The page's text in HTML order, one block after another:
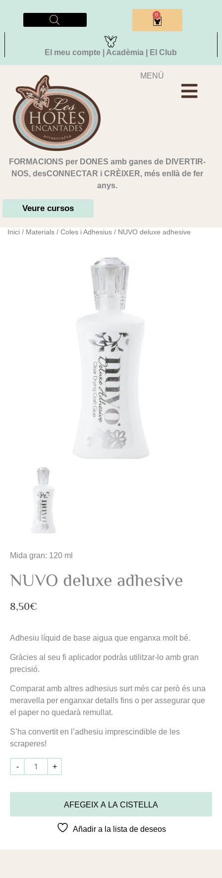
El meu compte | Acadèmia | El Club
0
Cistella
FORMACIONS per DONES amb ganes de DIVERTIR-
NOS, desCONNECTAR i CRÈIXER, més enllà de fer
anys.
Veure cursos
MENÚ
Inici / Materials / Coles i Adhesius / NUVO deluxe adhesive
Mida gran: 120 ml
NUVO deluxe adhesive
8,50€
Adhesiu líquid de base aigua que enganxa molt bé.
Gràcies al seu fi aplicador podràs utilitzar-lo amb gran
precisió.
Comparat amb altres adhesius surt més car però és una
meravella per enganxar detalls fins o per assegurar que
el paper no quedarà remullat.
S’ha convertit en l’adhesiu imprescindible de les
scraperes!
- +
AFEGEIX A LA CISTELLA
Añadir a la lista de deseos